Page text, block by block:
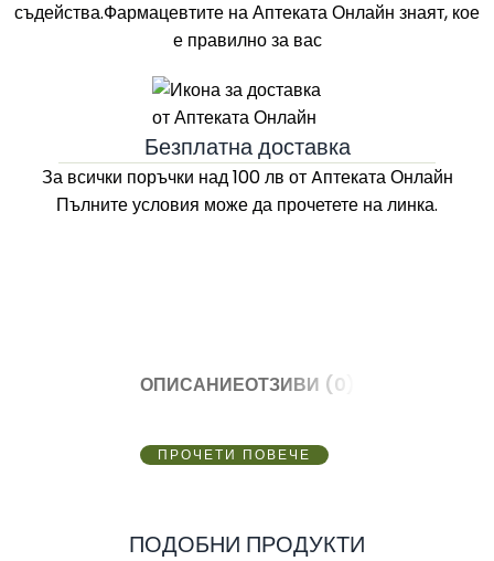
съдейства.Фармацевтите наАптеката Онлайн знаят, кое
е правилно за вас
Безплатна доставка
За всички поръчки над 100 лв от Aптеката Онлайн
Пълните условия може да прочетете на линка.
ОПИСАНИЕОТЗИВИ (0)
ПРОЧЕТИ ПОВЕЧЕ
ПОДОБНИ ПРОДУКТИ